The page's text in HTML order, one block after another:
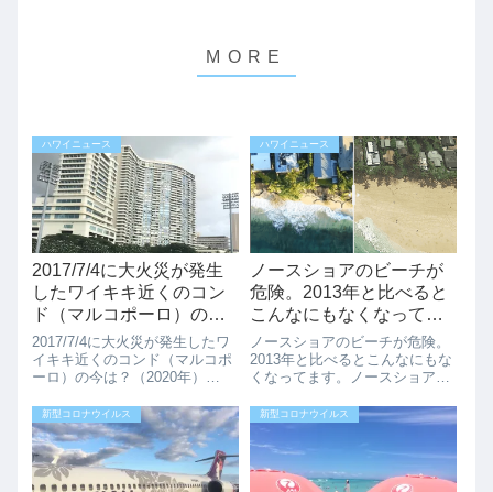
ハワイニュース
2017/7/4に大火災が発生
したワイキキ近くのコン
ド（マルコポーロ）の今
は？（2020年）
2017/7/4に大火災が発生したワ
イキキ近くのコンド（マルコポ
ーロ）の今は？（2020年）
イ運河をはさんだ山側にある大
型コンドミニアム（マルコポー
ロ）で大きな火災が発生し、3
名の方々が亡くなるという事
件...
ハワイニュース
ノースショアのビーチが
危険。2013年と比べると
こんなにもなくなってま
す。
ノースショアのビーチが危険。
2013年と比べるとこんなにもな
くなってます。ノースショアの
す。温暖化の影響で海の水位が
あがっているということと、夏
の大きなスゥエルの影響でノー
スショアのビーチの侵食が進ん
でいます。この...
新型コロナウイルス 新型コロナウイルス